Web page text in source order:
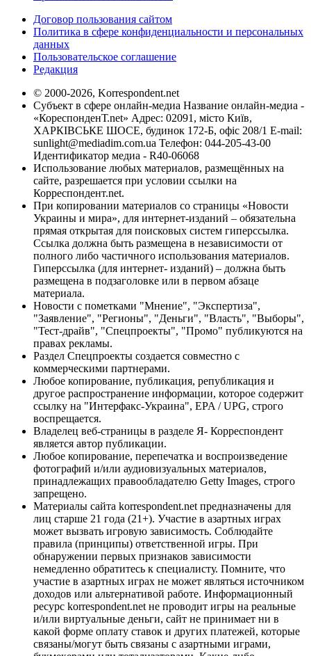
Договор пользования сайтом
Политика в сфере конфиденциальности и персональных
данных
Пользовательское соглашение
Редакция
© 2000-2026, Korrespondent.net
Субъект в сфере онлайн-медиа Название онлайн-медиа -
«КореспонденТ.net» Адрес: 02091, місто Київ,
ХАРКІВСЬКЕ ШОСЕ, будинок 172-Б, офіс 208/1 E-mail:
sunlight@mediadim.com.ua Телефон: 044-205-43-00
Идентификатор медиа - R40-06068
Использование любых материалов, размещённых на
сайте, разрешается при условии ссылки на
Корреспондент.net.
При копировании материалов со страницы «Новости
Украины и мира», для интернет-изданий – обязательна
прямая открытая для поисковых систем гиперссылка.
Ссылка должна быть размещена в независимости от
полного либо частичного использования материалов.
Гиперссылка (для интернет- изданий) – должна быть
размещена в подзаголовке или в первом абзаце
материала.
Новости с пометками "Мнение", "Экспертиза",
"Заявление", "Регионы", "Деньги", "Власть", "Выборы",
"Тест-драйв", "Спецпроекты", "Промо" публикуются на
правах рекламы.
Раздел Спецпроекты создается совместно с
коммерческими партнерами.
Любое копирование, публикация, републикация и
другое распространение информации, которое содержит
ссылку на "Интерфакс-Украина", EPA / UPG, строго
воспрещается.
Владелец веб-страницы в разделе Я- Корреспондент
является автор публикации.
Любое копирование, перепечатка и воспроизведение
фотографий и/или аудиовизуальных материалов,
принадлежащих правообладателю Getty Images, строго
запрещено.
Материалы сайта korrespondent.net предназначены для
лиц старше 21 года (21+). Участие в азартных играх
может вызвать игровую зависимость. Соблюдайте
правила (принципы) ответственной игры. При
обнаружении первых признаков зависимости
немедленно обратитесь к специалисту. Помните, что
участие в азартных играх не может являться источником
доходов или альтернативой работе. Информационный
ресурс korrespondent.net не проводит игры на реальные
и/или виртуальные деньги, сайт не принимает ни в
какой форме оплату ставок и других платежей, которые
связаны/могут быть связаны с азартными играми,